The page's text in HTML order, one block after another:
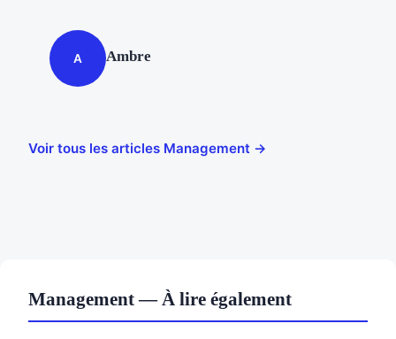
A Ambre
Voir tous les articles Management →
Management — À lire également